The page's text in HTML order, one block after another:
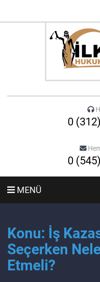
0
0
MENÜ
Konu: İş
Seçerken
Etmeli?